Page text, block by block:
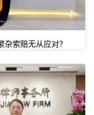
索赔无从应对？